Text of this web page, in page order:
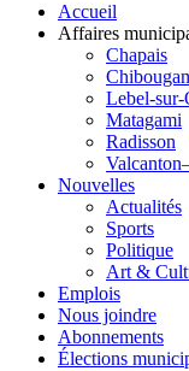
Accueil
Affaires
Chapais
Lebel-
Matagami
Radisson
Nouvelles
Actualités
Sports
Politique
Art &
Emplois
Nous joindre
Abonnements
Élections